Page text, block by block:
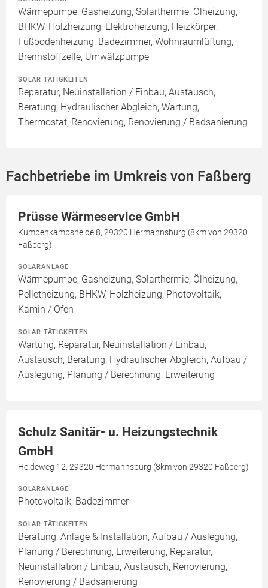
Wärmepumpe, Gasheizung, Solarthermie, Ölheizung,
BHKW, Holzheizung, Elektroheizung, Heizkörper,
Fußbodenheizung, Badezimmer, Wohnraumlüftung,
Brennstoffzelle, Umwälzpumpe
SOLAR TÄTIGKEITEN
Reparatur, Neuinstallation / Einbau, Austausch,
Beratung, Hydraulischer Abgleich, Wartung,
Thermostat, Renovierung, Renovierung / Badsanierung
Fachbetriebe im Umkreis von Faßberg
Prüsse Wärmeservice GmbH
Kumpenkampsheide 8, 29320 Hermannsburg (8km von 29320
Faßberg)
SOLARANLAGE
Wärmepumpe, Gasheizung, Solarthermie, Ölheizung,
Pelletheizung, BHKW, Holzheizung, Photovoltaik,
Kamin / Ofen
SOLAR TÄTIGKEITEN
Wartung, Reparatur, Neuinstallation / Einbau,
Austausch, Beratung, Hydraulischer Abgleich, Aufbau /
Auslegung, Planung / Berechnung, Erweiterung
Schulz Sanitär- u. Heizungstechnik
GmbH
Heideweg 12, 29320 Hermannsburg (8km von 29320 Faßberg)
SOLARANLAGE
Photovoltaik, Badezimmer
SOLAR TÄTIGKEITEN
Beratung, Anlage & Installation, Aufbau / Auslegung,
Planung / Berechnung, Erweiterung, Reparatur,
Neuinstallation / Einbau, Austausch, Renovierung,
Renovierung / Badsanierung